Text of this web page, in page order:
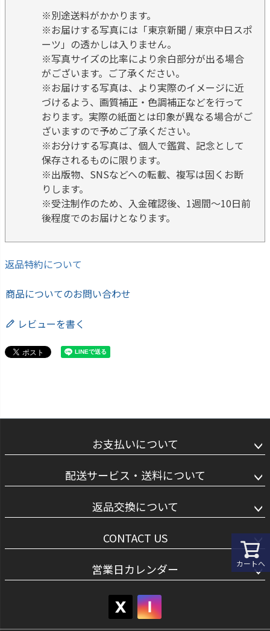
※別途送料がかかります。
※お届けする写真には「東京新聞 / 東京中日スポ
ーツ」の透かしは入りません。
※写真サイズの比率により余白部分が出る場合
がございます。ご了承ください。
※お届けする写真は、より実際のイメージに近
づけるよう、画質補正・色調補正などを行って
おります。実際の紙面とは印象が異なる場合がご
ざいますので予めご了承ください。
※お分けする写真は、個人で鑑賞、記念として
保存されるものに限ります。
※出版物、SNSなどへの転載、複写は固くお断
りします。
※受注制作のため、入金確認後、1週間～10日前
後程度でのお届けとなります。
返品特約について
商品についてのお問い合わせ
レビューを書く
カートへ
お支払いについて
配送サービス・送料について
返品交換について
CONTACT US
営業日カレンダー